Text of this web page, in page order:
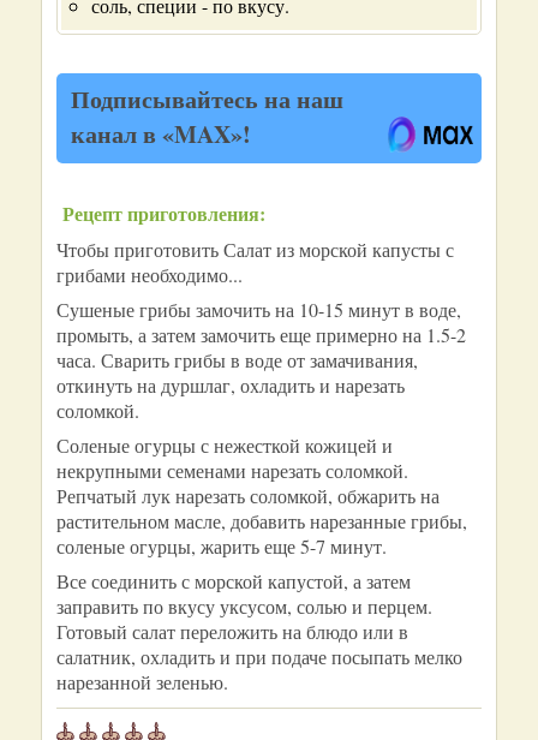
соль, специи - по вкусу.
Подписывайтесь на наш
канал в «MAX»!
Рецепт приготовления:
Чтобы приготовить Салат из морской капусты с
грибами необходимо...
Сушеные грибы замочить на 10-15 минут в воде,
промыть, а затем замочить еще примерно на 1.5-2
часа. Сварить грибы в воде от замачивания,
откинуть на дуршлаг, охладить и нарезать
соломкой.
Соленые огурцы с нежесткой кожицей и
некрупными семенами нарезать соломкой.
Репчатый лук нарезать соломкой, обжарить на
растительном масле, добавить нарезанные грибы,
соленые огурцы, жарить еще 5-7 минут.
Все соединить с морской капустой, а затем
заправить по вкусу уксусом, солью и перцем.
Готовый салат переложить на блюдо или в
салатник, охладить и при подаче посыпать мелко
нарезанной зеленью.